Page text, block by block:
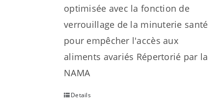
optimisée avec la fonction de
verrouillage de la minuterie santé
pour empêcher l'accès aux
aliments avariés Répertorié par la
NAMA
Details